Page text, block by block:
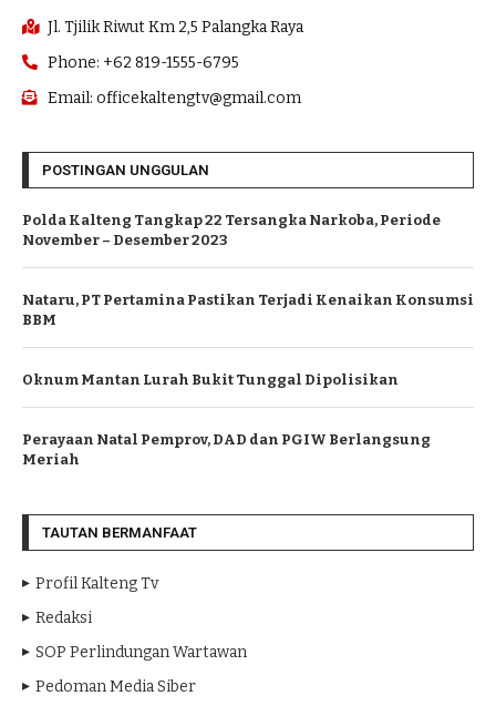
Jl. Tjilik Riwut Km 2,5 Palangka Raya
Phone: +62 819-1555-6795
Email: officekaltengtv@gmail.com
POSTINGAN UNGGULAN
Polda Kalteng Tangkap 22 Tersangka Narkoba, Periode
November – Desember 2023
Nataru, PT Pertamina Pastikan Terjadi Kenaikan Konsumsi
BBM
Oknum Mantan Lurah Bukit Tunggal Dipolisikan
Perayaan Natal Pemprov, DAD dan PGIW Berlangsung
Meriah
TAUTAN BERMANFAAT
Profil Kalteng Tv
Redaksi
SOP Perlindungan Wartawan
Pedoman Media Siber